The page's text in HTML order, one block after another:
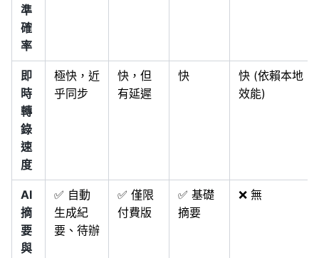
準
確
率
即
時
轉
錄
速
度
極快，近
乎同步
快，但
有延遲
快
快 (依賴本地
效能)
AI
摘
要
與
✅ 自動
生成紀
要、待辦
✅ 僅限
付費版
✅ 基礎
摘要
❌ 無